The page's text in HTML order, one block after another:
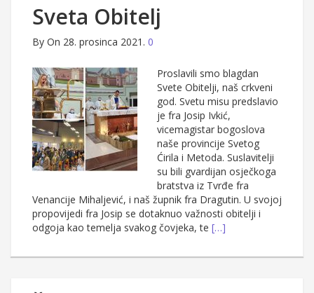
Sveta Obitelj
By On 28. prosinca 2021. 0
Proslavili smo blagdan
Svete Obitelji, naš crkveni
god. Svetu misu predslavio
je fra Josip Ivkić,
vicemagistar bogoslova
naše provincije Svetog
Ćirila i Metoda. Suslavitelji
su bili gvardijan osječkoga
bratstva iz Tvrđe fra
Venancije Mihaljević, i naš župnik fra Dragutin. U svojoj
propovijedi fra Josip se dotaknuo važnosti obitelji i
odgoja kao temelja svakog čovjeka, te […]